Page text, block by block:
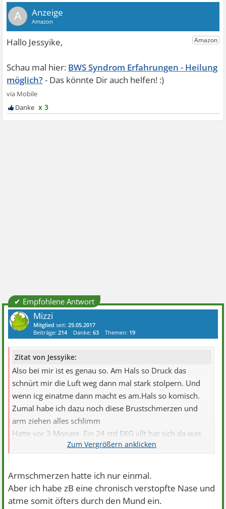
A
BWS Syndrom Erfahrungen - Heilung
möglich?
x 3
✔ Empfohlene Antwort
Mizzi
Mitglied seit:25.05.2017
Beiträge:214 Danke:63 Themen: 19
Zitat von Jessyike:
Also bei mir ist es genau so. Am Hals so Druck das
schnürt mir die Luft weg dann mal stark stolpern. Und
wenn icg einatme dann macht es am.Hals so komisch.
Zumal habe ich dazu noch diese Brustschmerzen und
arm ziehen alles schlimm
Hatte vor 3 Monate. Ein 24 std EKG vllt hat sich da was
Armschmerzen hatte ich nur einmal.
Aber ich habe zB eine chronisch verstopfte Nase und
atme somit öfters durch den Mund ein.